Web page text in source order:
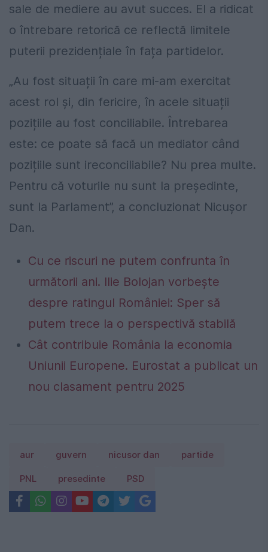
sale de mediere au avut succes. El a ridicat
o întrebare retorică ce reflectă limitele
puterii prezidențiale în fața partidelor.
„Au fost situații în care mi-am exercitat
acest rol și, din fericire, în acele situații
pozițiile au fost conciliabile. Întrebarea
este: ce poate să facă un mediator când
pozițiile sunt ireconciliabile? Nu prea multe.
Pentru că voturile nu sunt la președinte,
sunt la Parlament”, a concluzionat Nicușor
Dan.
Cu ce riscuri ne putem confrunta în
următorii ani. Ilie Bolojan vorbește
despre ratingul României: Sper să
putem trece la o perspectivă stabilă
Cât contribuie România la economia
Uniunii Europene. Eurostat a publicat un
nou clasament pentru 2025
aur guvern nicusor dan partide
PNL presedinte PSD